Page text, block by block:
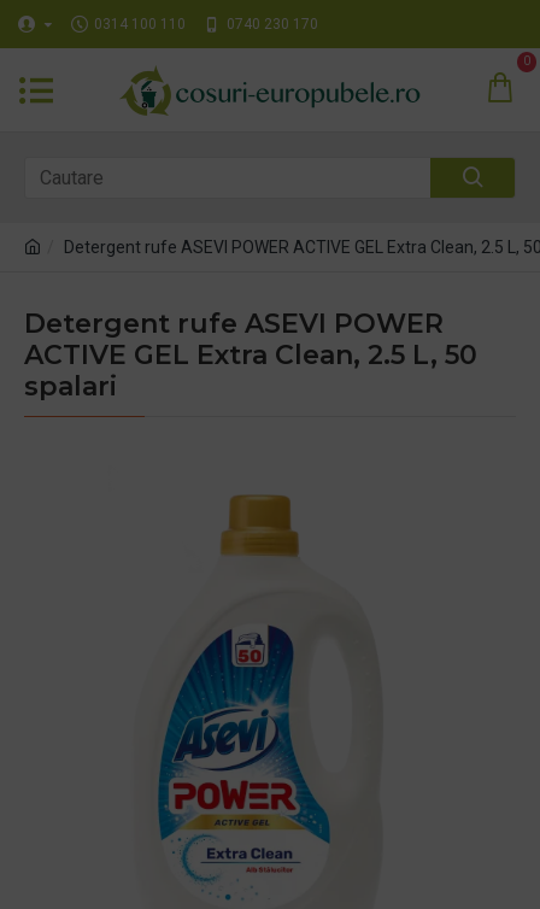
0314 100 110 0740 230 170
0
Detergent rufe ASEVI POWER ACTIVE GEL Extra Clean, 2.5 L,
Detergent rufe ASEVI POWER
ACTIVE GEL Extra Clean, 2.5 L, 50
spalari